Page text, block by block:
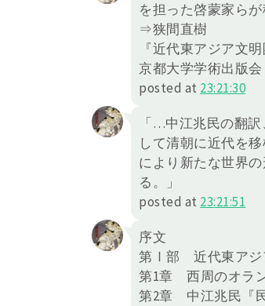
を担った啓蒙家ら
⇒狭間直樹
『近代東アジア文
京都大学学術出版会
posted at 23:21:30
「…中江兆民の翻
して清朝に近代を
により新たな世界
る。」
posted at 23:21:51
序文
第Ⅰ部 近代東アジ
第1章 西周のオラ
第2章 中江兆民『